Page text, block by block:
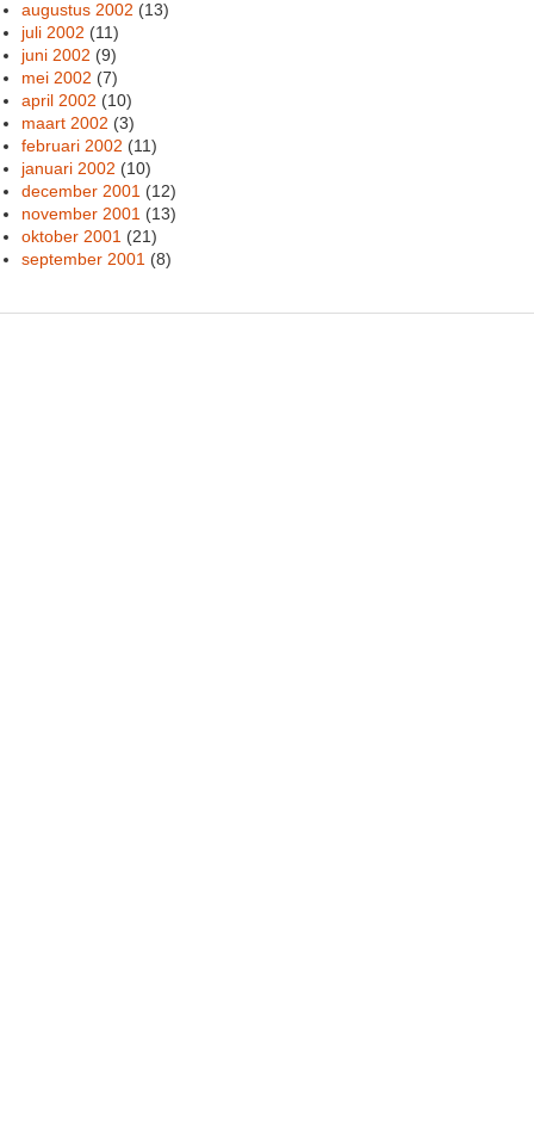
augustus 2002 (13)
juli 2002 (11)
juni 2002 (9)
mei 2002 (7)
april 2002 (10)
maart 2002 (3)
februari 2002 (11)
januari 2002 (10)
december 2001 (12)
november 2001 (13)
oktober 2001 (21)
september 2001 (8)